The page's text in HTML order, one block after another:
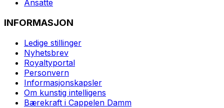
Ansatte
INFORMASJON
Ledige stillinger
Nyhetsbrev
Royaltyportal
Personvern
Informasjonskapsler
Om kunstig intelligens
Bærekraft i Cappelen Damm